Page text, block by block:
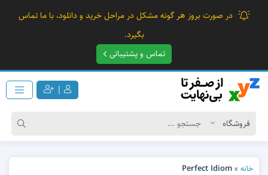
در صورت بروز هر گونه مشکل در مراحل خرید و دانلود، با ما تماس
بگیرد.
تماس و پشتیبانی
|
خانه »
Perfect Idiom